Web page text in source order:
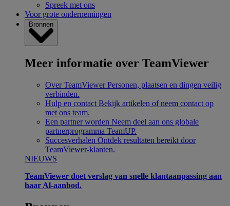
Spreek met ons
Voor grote ondernemingen
Bronnen
Meer informatie over TeamViewer
Over TeamViewer Personen, plaatsen en dingen veilig
verbinden.
Hulp en contact Bekijk artikelen of neem contact op
met ons team.
Een partner worden Neem deel aan ons globale
partnerprogramma TeamUP.
Succesverhalen Ontdek resultaten bereikt door
TeamViewer-klanten.
NIEUWS
TeamViewer doet verslag van snelle klantaanpassing aan
haar Al-aanbod.